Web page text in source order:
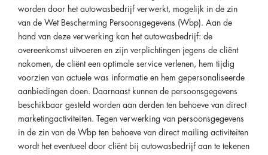
worden door het autowasbedrijf verwerkt, mogelijk in de zin
van de Wet Bescherming Persoonsgegevens (Wbp). Aan de
hand van deze verwerking kan het autowasbedrijf: de
overeenkomst uitvoeren en zijn verplichtingen jegens de cliënt
nakomen, de cliënt een optimale service verlenen, hem tijdig
voorzien van actuele was informatie en hem gepersonaliseerde
aanbiedingen doen. Daarnaast kunnen de persoonsgegevens
beschikbaar gesteld worden aan derden ten behoeve van direct
marketingactiviteiten. Tegen verwerking van persoonsgegevens
in de zin van de Wbp ten behoeve van direct mailing activiteiten
wordt het eventueel door cliënt bij autowasbedrijf aan te tekenen